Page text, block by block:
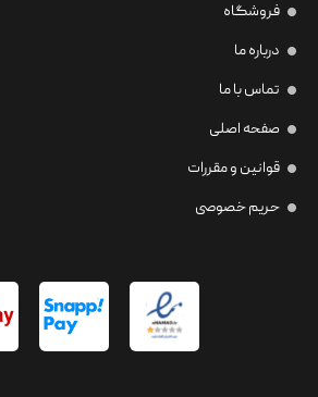
فروشگاه
درباره ما
تماس با ما
صفحه اصلی
قوانین و مقررات
حریم خصوصی